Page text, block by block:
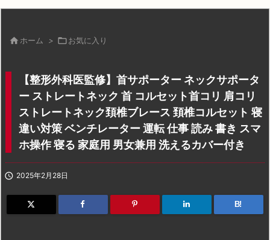
 ホーム > お気に入り
【整形外科医監修】首サポーター ネックサポータ
ー ストレートネック 首 コルセット首コリ 肩コリ
ストレートネック頚椎ブレース 頚椎コルセット 寝
違い対策 ベンチレーター 運転 仕事 読み 書き スマ
ホ操作 寝る 家庭用 男女兼用 洗えるカバー付き
 2025年2月28日
B!